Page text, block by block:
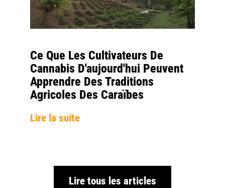
Ce Que Les Cultivateurs De
Cannabis D'aujourd'hui Peuvent
Apprendre Des Traditions
Agricoles Des Caraïbes
Lire la suite
Lire tous les articles